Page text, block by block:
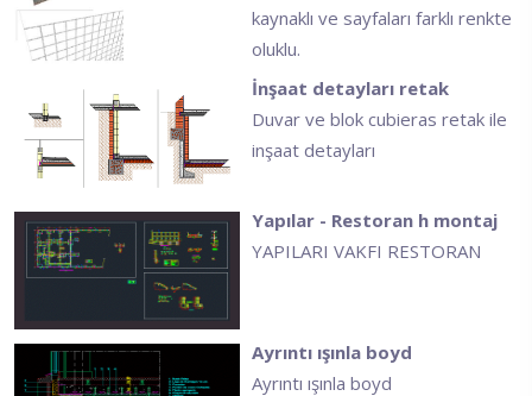
kaynaklı ve sayfaları farklı renkte
oluklu.
İnşaat detayları retak
Duvar ve blok cubieras retak ile
inşaat detayları
Yapılar - Restoran h montaj
YAPILARI VAKFI RESTORAN
Ayrıntı ışınla boyd
Ayrıntı ışınla boyd